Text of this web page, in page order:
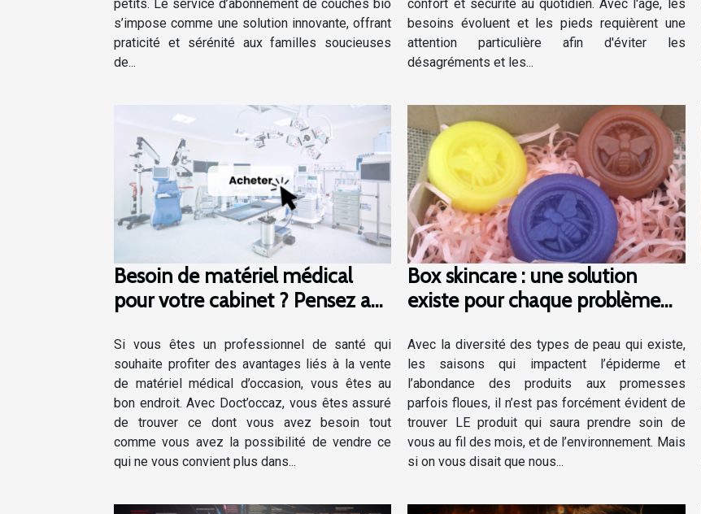
petits. Le service d’abonnement de couches bio
s’impose comme une solution innovante, offrant
praticité et sérénité aux familles soucieuses
de...
confort et sécurité au quotidien. Avec l'âge, les
besoins évoluent et les pieds requièrent une
attention particulière afin d'éviter les
désagréments et les...
Besoin de matériel médical
pour votre cabinet ? Pensez au
Si vous êtes un professionnel de santé qui
souhaite profiter des avantages liés à la vente
de matériel médical d’occasion, vous êtes au
bon endroit. Avec Doct’occaz, vous êtes assuré
de trouver ce dont vous avez besoin tout
comme vous avez la possibilité de vendre ce
qui ne vous convient plus dans...
Box skincare : une solution
existe pour chaque problème
Avec la diversité des types de peau qui existe,
les saisons qui impactent l’épiderme et
l’abondance des produits aux promesses
parfois floues, il n’est pas forcément évident de
trouver LE produit qui saura prendre soin de
vous au fil des mois, et de l’environnement. Mais
si on vous disait que nous...